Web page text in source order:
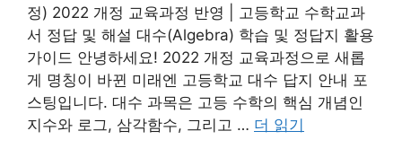
정) 2022 개정 교육과정 반영 | 고등학교 수학교과
서 정답 및 해설 대수(Algebra) 학습 및 정답지 활용
가이드 안녕하세요! 2022 개정 교육과정으로 새롭
게 명칭이 바뀐 미래엔 고등학교 대수 답지 안내 포
스팅입니다. 대수 과목은 고등 수학의 핵심 개념인
지수와 로그, 삼각함수, 그리고 … 더 읽기